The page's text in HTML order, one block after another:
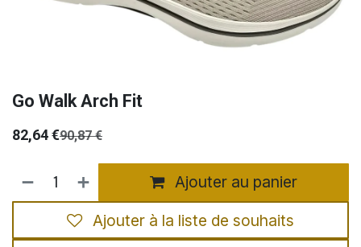
Go Walk Arch Fit
82,64€90,87€
Ajouter au panier
Ajouter à la liste de souhaits